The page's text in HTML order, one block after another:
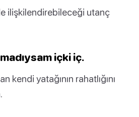
ilişkilendirebileceği utanç
içki iç.
kendi yatağının rahatlığını